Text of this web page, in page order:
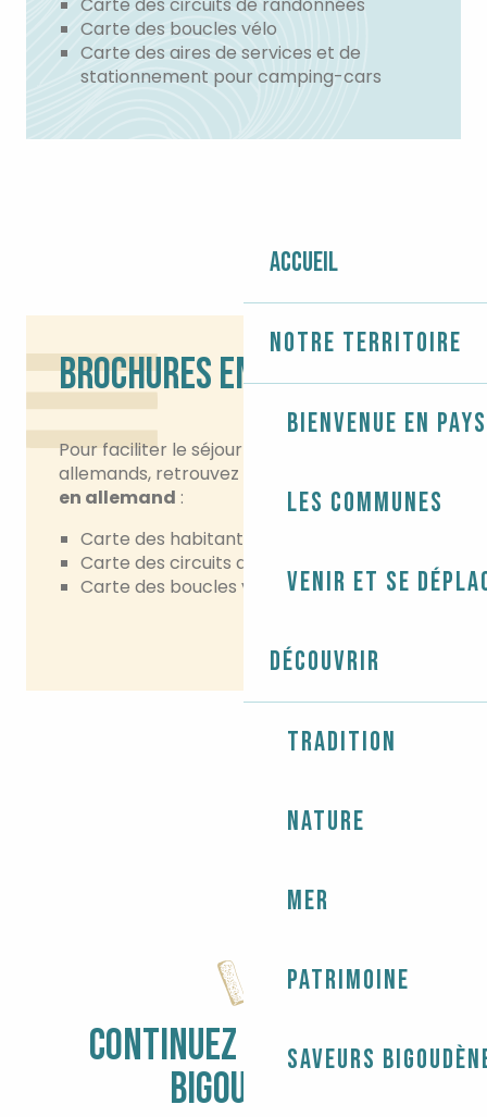
Accueil
Notre territoire
Bienvenue en
Les communes
Venir et se
Découvrir
Tradition
Nature
Mer
Patrimoine
Saveurs
Carte des boucles vélo
Carte des aires de services et de
stationnement pour camping-cars
BROCHURES EN ALLEMAND
Pour faciliter le séjour de nos amis visiteurs
allemands, retrouvez plusieurs
en allemand :
Carte des habitants du Pays bigouden
Carte des circuits de randonnées
Carte des boucles vélo
CONTINUEZ L'AVENTURE
BIGOUDÈNE